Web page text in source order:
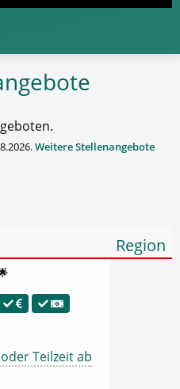
Weitere Stellenangebote
Region
Teilzeit ab